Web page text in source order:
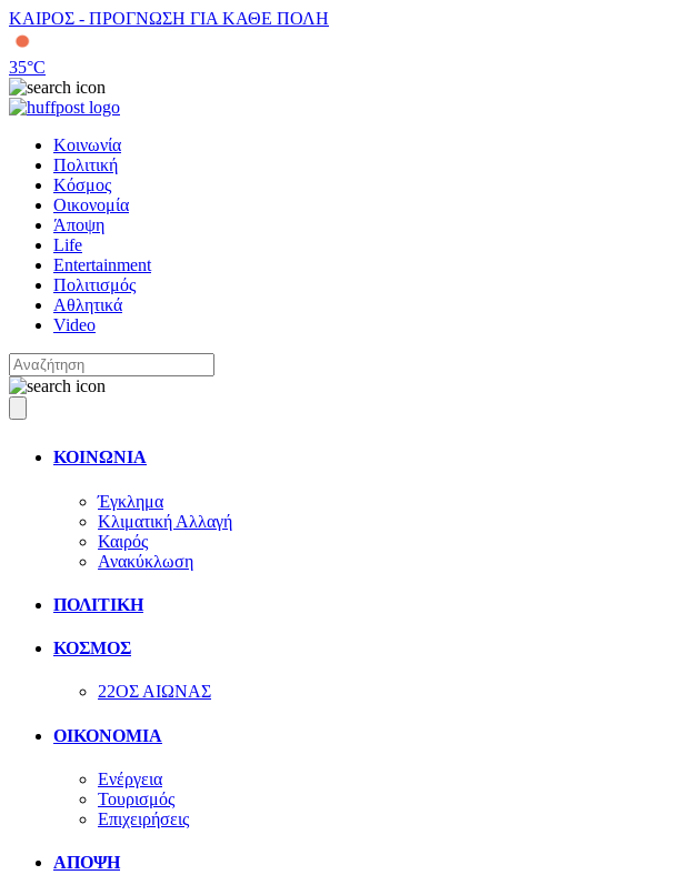
ΚΑΙΡΟΣ - ΠΡΟΓΝΩΣΗ ΓΙΑ ΚΑΘΕ ΠΟΛΗ
35°C
Κοινωνία
Πολιτική
Κόσμος
Οικονομία
Άποψη
Life
Entertainment
Πολιτισμός
Αθλητικά
Video
ΚΟΙΝΩΝΙΑ
Έγκλημα
Κλιματική Αλλαγή
Καιρός
Ανακύκλωση
ΠΟΛΙΤΙΚΗ
ΚΟΣΜΟΣ
22ΟΣ ΑΙΩΝΑΣ
ΟΙΚΟΝΟΜΙΑ
Ενέργεια
Τουρισμός
Επιχειρήσεις
ΑΠΟΨΗ